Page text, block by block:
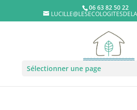
06 63 82 50 22
Sélectionner une page